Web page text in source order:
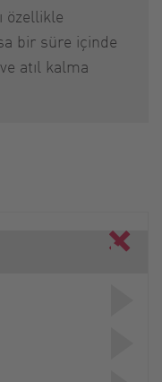
özellikle
bir süre içinde
atıl kalma